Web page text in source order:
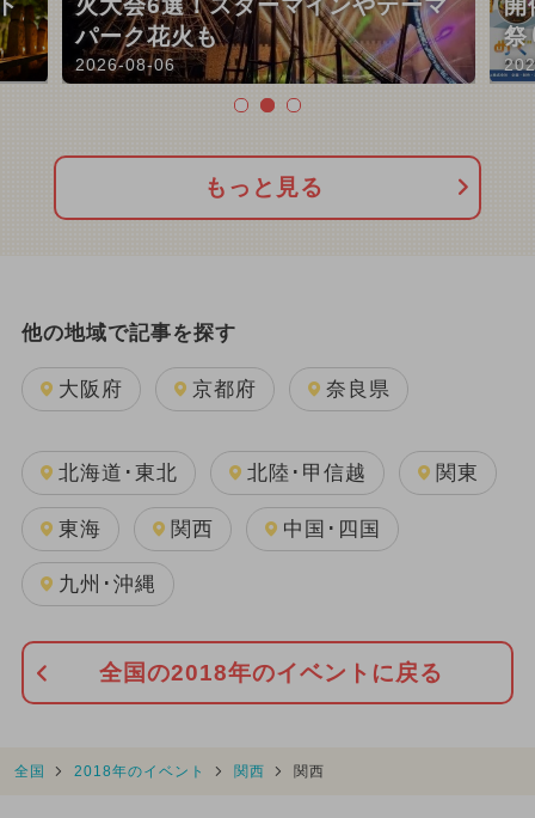
火大会6選！スターマインやテーマ
パーク花火も
2026-08-06
開
祭
もっと見る
他の地域で記事を探す
大阪府 京都府 奈良県
北海道･東北 北陸･甲信越 関東
東海 関西 中国･四国
九州･沖縄
全国の2018年のイベントに戻る
全国 2018年のイベント 関西 関西